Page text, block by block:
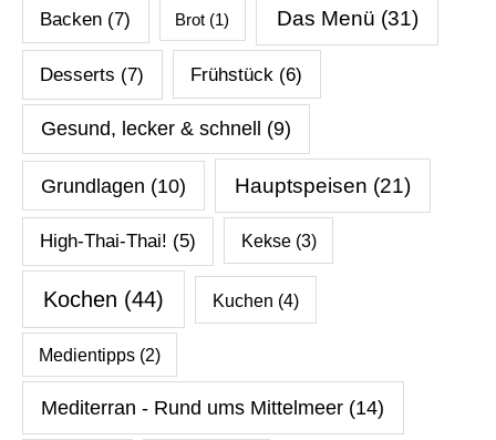
Backen (7) Brot (1) Das Menü (31)
Desserts (7) Frühstück (6)
Gesund, lecker & schnell (9)
Grundlagen (10) Hauptspeisen (21)
High-Thai-Thai! (5) Kekse(3)
Kochen (44) Kuchen (4)
Medientipps (2)
Mediterran - Rund ums Mittelmeer (14)